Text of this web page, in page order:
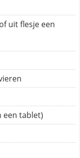
uit flesje een
een tablet)